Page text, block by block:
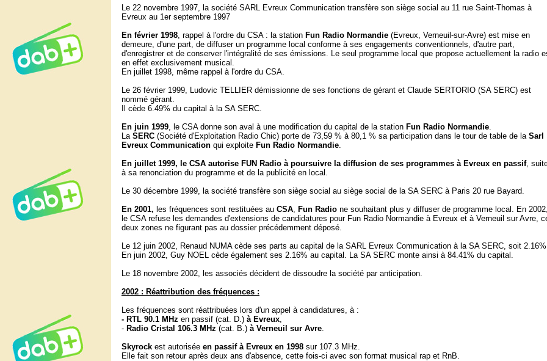
Le 22 novembre 1997, la société SARL Evreux Communication transfère son siège social au 11 rue Saint-Thomas à
Evreux au 1er septembre 1997
En février 1998, rappel à l'ordre du CSA : la station Fun Radio Normandie (Evreux, Verneuil-sur-Avre) est mise en
demeure, d'une part, de diffuser un programme local conforme à ses engagements conventionnels, d'autre part,
d'enregistrer et de conserver l'intégralité de ses émissions. Le seul programme local que propose actuellement la radio
en effet exclusivement musical.
En juillet 1998, même rappel à l'ordre du CSA.
Le 26 février 1999, Ludovic TELLIER démissionne de ses fonctions de gérant et Claude SERTORIO (SA SERC) est
nommé gérant.
Il cède 6.49% du capital à la SA SERC.
En juin 1999, le CSA donne son aval à une modification du capital de la station Fun Radio Normandie.
La SERC (Société d'Exploitation Radio Chic) porte de 73,59 % à 80,1 % sa participation dans le tour de table de laSarl
Evreux Communication qui exploite Fun Radio Normandie.
En juillet 1999, le CSA autorise FUN Radio à poursuivre la diffusion de ses programmes à Evreux en passif,
à sa renonciation du programme et de la publicité en local.
Le 30 décembre 1999, la société transfère son siège social au siège social de la SA SERC à Paris 20 rue Bayard.
En 2001, les fréquences sont restituées au CSA, Fun Radio ne souhaitant plus y diffuser de programme local. En
le CSA refuse les demandes d'extensions de candidatures pour Fun Radio Normandie à Evreux et à Verneuil sur Avre,
deux zones ne figurant pas au dossier précédemment déposé.
Le 12 juin 2002, Renaud NUMA cède ses parts au capital de la SARL Evreux Communication à la SA SERC, soit
En juin 2002, Guy NOEL cède également ses 2.16% au capital. La SA SERC monte ainsi à 84.41% du capital.
Le 18 novembre 2002, les associés décident de dissoudre la société par anticipation.
2002 : Réattribution des fréquences :
Les fréquences sont réattribuées lors d'un appel à candidatures, à :
- RTL 90.1 MHz en passif (cat. D.) à Evreux,
- Radio Cristal 106.3 MHz (cat. B.) à Verneuil sur Avre.
Skyrock est autorisée en passif à Evreux en 1998 sur 107.3 MHz.
Elle fait son retour après deux ans d'absence, cette fois-ci avec son format musical rap et RnB.